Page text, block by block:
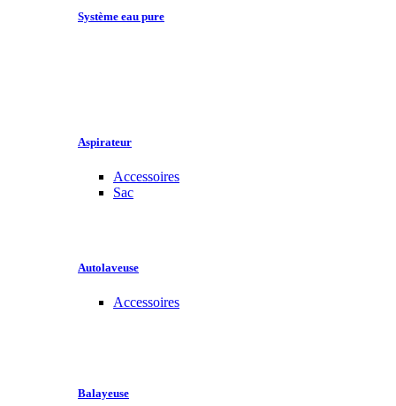
Système eau pure
Aspirateur
Accessoires
Sac
Autolaveuse
Accessoires
Balayeuse